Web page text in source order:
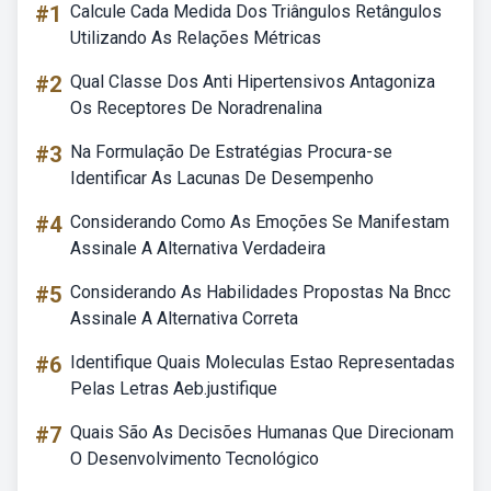
#1 Calcule Cada Medida Dos Triângulos Retângulos
Utilizando As Relações Métricas
#2 Qual Classe Dos Anti Hipertensivos Antagoniza
Os Receptores De Noradrenalina
#3 Na Formulação De Estratégias Procura-se
Identificar As Lacunas De Desempenho
#4 Considerando Como As Emoções Se Manifestam
Assinale A Alternativa Verdadeira
#5 Considerando As Habilidades Propostas Na Bncc
Assinale A Alternativa Correta
#6 Identifique Quais Moleculas Estao Representadas
Pelas Letras Aeb.justifique
#7 Quais São As Decisões Humanas Que Direcionam
O Desenvolvimento Tecnológico